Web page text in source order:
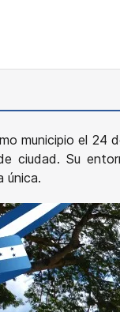
municipio el 24
ciudad. Su
única.